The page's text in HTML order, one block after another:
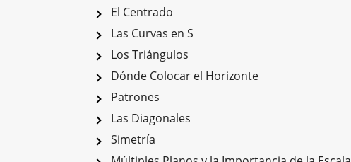
El Centrado
Las Curvas en S
Los Triángulos
Dónde Colocar el Horizonte
Patrones
Las Diagonales
Simetría